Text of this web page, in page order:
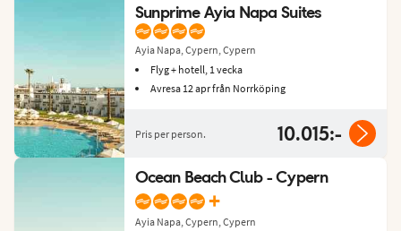
Sunprime Ayia Napa Suites
Ayia Napa, Cypern, Cypern
Flyg + hotell, 1 vecka
Avresa 12 apr från Norrköping
Pris per person. 10.015:-
Ocean Beach Club - Cypern
+
Ayia Napa, Cypern, Cypern